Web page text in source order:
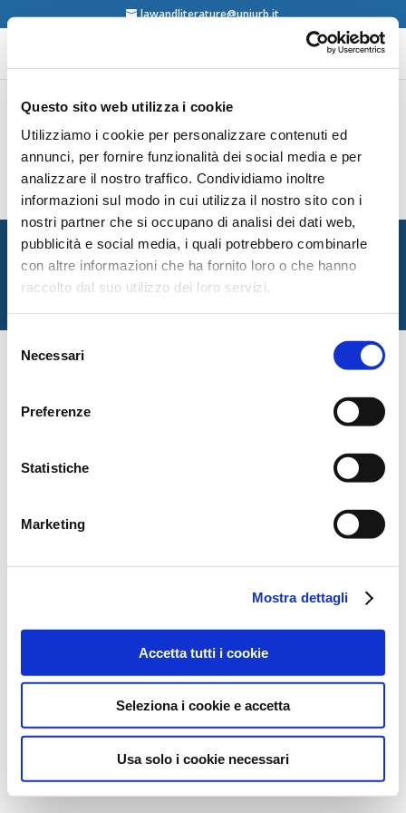
Questo sito web utilizza i cookie
Utilizziamo i cookie per personalizzare contenuti ed
annunci, per fornire funzionalità dei social media e per
analizzare il nostro traffico. Condividiamo inoltre
informazioni sul modo in cui utilizza il nostro sito con i
nostri partner che si occupano di analisi dei dati web,
pubblicità e social media, i quali potrebbero combinarle
con altre informazioni che ha fornito loro o che hanno
raccolto dal suo utilizzo dei loro servizi.
delNecessari
Preferenze
Statistiche
Marketing
Mostra dettagli
Accetta tutti i cookie
Seleziona i cookie e accetta
Usa solo i cookie necessari
lawandliterature@uniurb.it
Marcello Strazzeri, Il teatro della legge.
L’enunciabile e il visibile, Palomar, Bari, 2007
contents
Italian Society for Law and Literature
Dipartimento di Giurisprudenza — Università degli Studi
di Urbino Carlo Bo